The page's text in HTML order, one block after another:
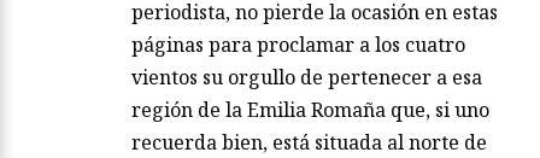
periodista, no pierde la ocasión en estas
páginas para proclamar a los cuatro
vientos su orgullo de pertenecer a esa
región de la Emilia Romaña que, si uno
recuerda bien, está situada al norte de